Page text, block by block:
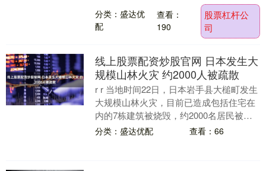
邹静之与导演张国立的心血。在连续三天
的演出中，羊城观....
分类：盛达优
配
查看：
190
股票杠杆公
司
线上股票配资炒股官网 日本发生大
规模山林火灾 约2000人被疏散
r r 当地时间22日，日本岩手县大槌町发生
大规模山林火灾，目前已造成包括住宅在
内的7栋建筑被烧毁，约2000名居民被要
求疏散。 r 截至目前，火势尚未完全得
分类：盛达优配 查看：66